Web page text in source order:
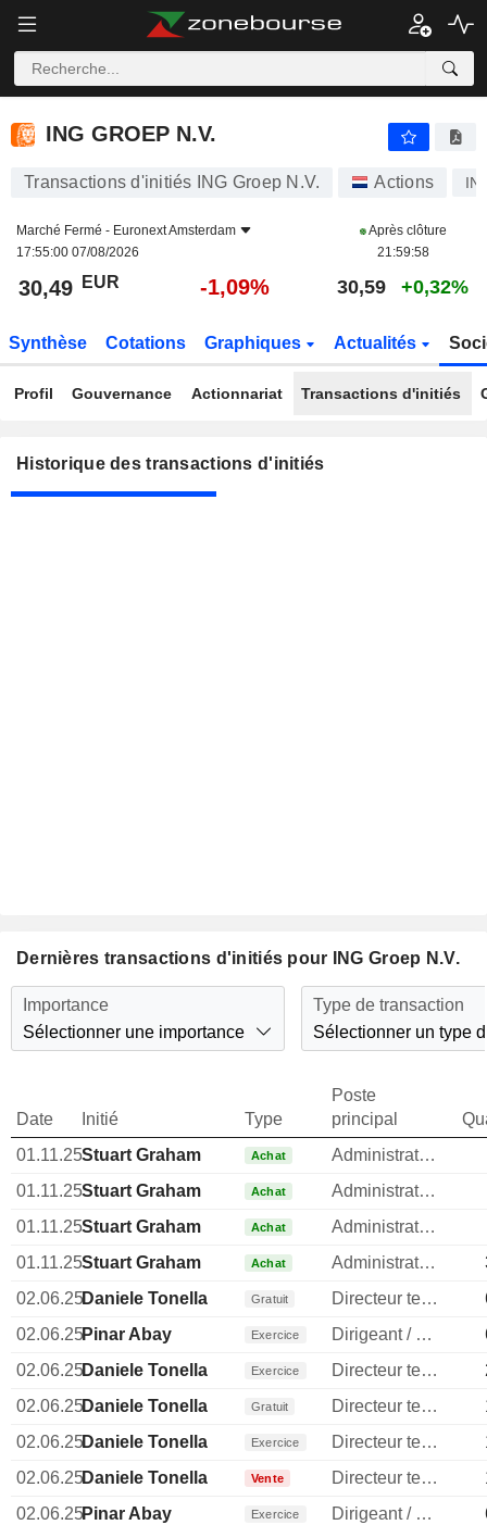
ING GROEP N.V.
ING GROEP N.V.
Transactions d'initiés ING Groep N.V. Actions
Marché Fermé - Euronext Amsterdam
17:55:00 07/08/2026
Après clôture
21:59:58
30,49 EUR -1,09% 30,59 +0,32%
Synthèse Cotations Graphiques Actualités
Profil Gouvernance Actionnariat Transactions d'initiés
Historique des transactions d'initiés
Dernières transactions d'initiés pour ING Groep N.V.
Importance
Sélectionner une importance
Type de transaction
Sélectionner un type
Date Initié Type
Poste
principal
01.11.25Stuart Graham Achat
Administrateur
01.11.25Stuart Graham Achat
Administrateur
01.11.25Stuart Graham Achat
Administrateur
01.11.25Stuart Graham Achat Administrateur
02.06.25Daniele Tonella Gratuit Directeur technique
02.06.25Pinar Abay Exercice Dirigeant / cadre principal
02.06.25Daniele Tonella Exercice Directeur technique
02.06.25Daniele Tonella Gratuit Directeur technique
02.06.25Daniele Tonella Exercice Directeur technique
02.06.25Daniele Tonella Vente Directeur technique
02.06.25Pinar Abay Exercice Dirigeant / cadre principal